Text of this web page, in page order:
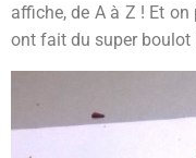
affiche, de A à Z ! Et
ont fait du super boulot